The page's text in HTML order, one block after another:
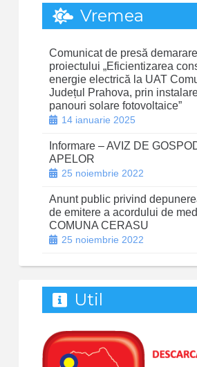
Vremea
Comunicat de presă
proiectului „Eficientizarea
energie electrică la UAT
Județul Prahova, prin
panouri solare fotovoltaice”
14 ianuarie 2025
Informare – AVIZ DE
APELOR
25 noiembrie 2022
Anunt public privind
de emitere a acordului de
COMUNA CERASU
25 noiembrie 2022
Util